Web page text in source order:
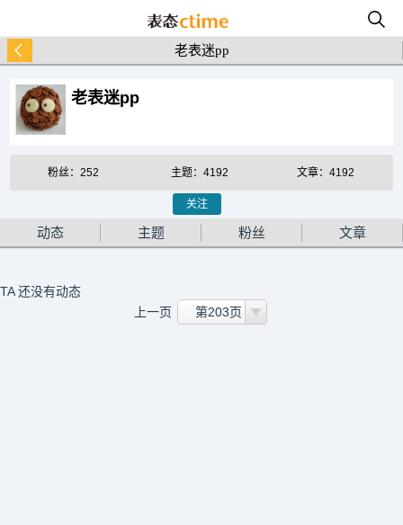
老表迷pp
老表迷pp
粉丝：252 主题：4192 文章：4192
关注
动态 主题 粉丝 文章
TA 还没有动态
上一页
第203页